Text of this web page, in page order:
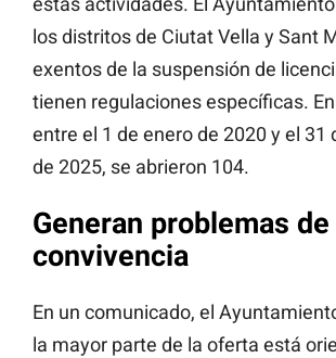
los distritos de Ciutat Vella y Sant
exentos de la suspensión de
tienen regulaciones específicas. En
entre el 1 de enero de 2020 y el 31
de 2025, se abrieron 104.
Generan problemas de
convivencia
En un comunicado, el
la mayor parte de la oferta está